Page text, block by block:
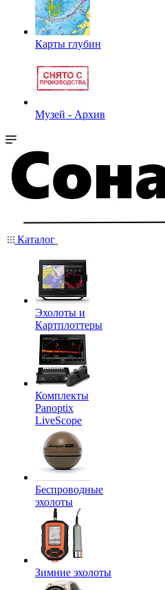
Карты глубин
Музей - Архив
Каталог
Эхолоты и
Картплоттеры
Комплекты
Panoptix
LiveScope
Беспроводные
эхолоты
Зимние эхолоты